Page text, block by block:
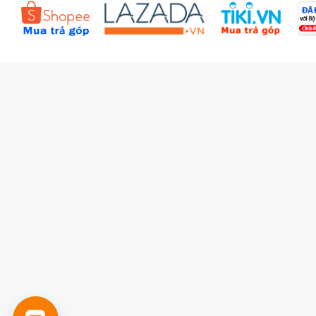
Câu hỏi thường gặp (FAQs)
Kiểm tra đơn hàng
Đặt hàng theo yêu cầu